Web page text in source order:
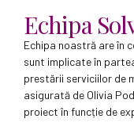
Echipa
Echipa noastră are în
sunt implicate în
prestării serviciilor de
asigurată de Olivia
proiect în funcție de